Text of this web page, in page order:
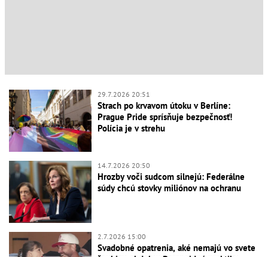
29.7.2026 20:51
Strach po krvavom útoku v Berlíne:
Prague Pride sprísňuje bezpečnosť!
Polícia je v strehu
14.7.2026 20:50
Hrozby voči sudcom silnejú: Federálne
súdy chcú stovky miliónov na ochranu
2.7.2026 15:00
Svadobné opatrenia, aké nemajú vo svete